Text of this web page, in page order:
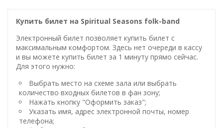
Купить билет на Spiritual Seasons folk-band
Электронный билет позволяет купить билет с
максимальным комфортом. Здесь нет очереди в кассу
и вы можете купить билет за 1 минуту прямо сейчас.
Для этого нужно:
Выбрать место на схеме зала или выбрать
количество входных билетов в фан зону;
Нажать кнопку "Оформить заказ";
Указать имя, адрес электронной почты, номер
телефона;